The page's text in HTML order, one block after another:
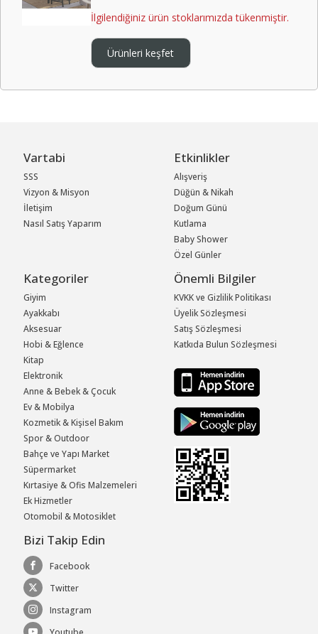
İlgilendiğiniz ürün stoklarımızda tükenmiştir.
Ürünleri keşfet
Vartabi
SSS
Vizyon & Misyon
İletişim
Nasıl Satış Yaparım
Etkinlikler
Alışveriş
Düğün & Nikah
Doğum Günü
Kutlama
Baby Shower
Özel Günler
Kategoriler
Giyim
Ayakkabı
Aksesuar
Hobi & Eğlence
Kitap
Elektronik
Anne & Bebek & Çocuk
Ev & Mobilya
Kozmetik & Kişisel Bakım
Spor & Outdoor
Bahçe ve Yapı Market
Süpermarket
Kırtasiye & Ofis Malzemeleri
Ek Hizmetler
Otomobil & Motosiklet
Önemli Bilgiler
KVKK ve Gizlilik Politikası
Üyelik Sözleşmesi
Satış Sözleşmesi
Katkıda Bulun Sözleşmesi
Bizi Takip Edin
Facebook
Twitter
Instagram